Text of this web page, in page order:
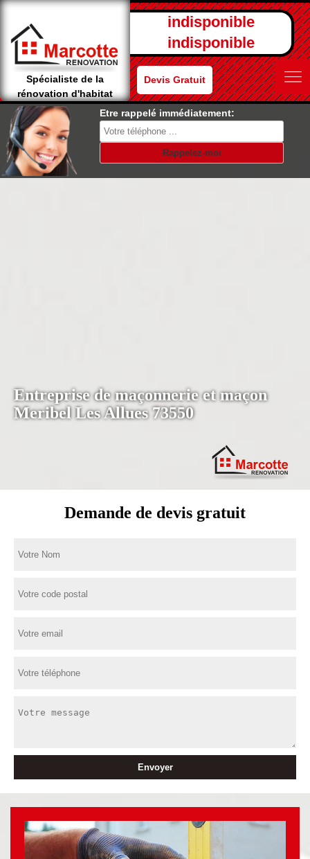
Spécialiste de la
rénovation d'habitat
indisponible
indisponible
Devis Gratuit
Etre rappelé immédiatement:
Entreprise de maçonnerie et maçon
Meribel Les Allues 73550
Demande de devis gratuit